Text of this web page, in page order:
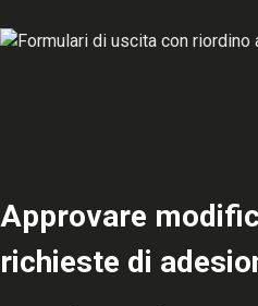
Approvare
richieste di